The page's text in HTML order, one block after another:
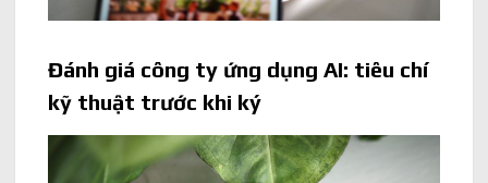
Đánh giá công ty ứng dụng AI: tiêu chí
kỹ thuật trước khi ký